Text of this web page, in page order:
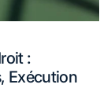
:
Exécution